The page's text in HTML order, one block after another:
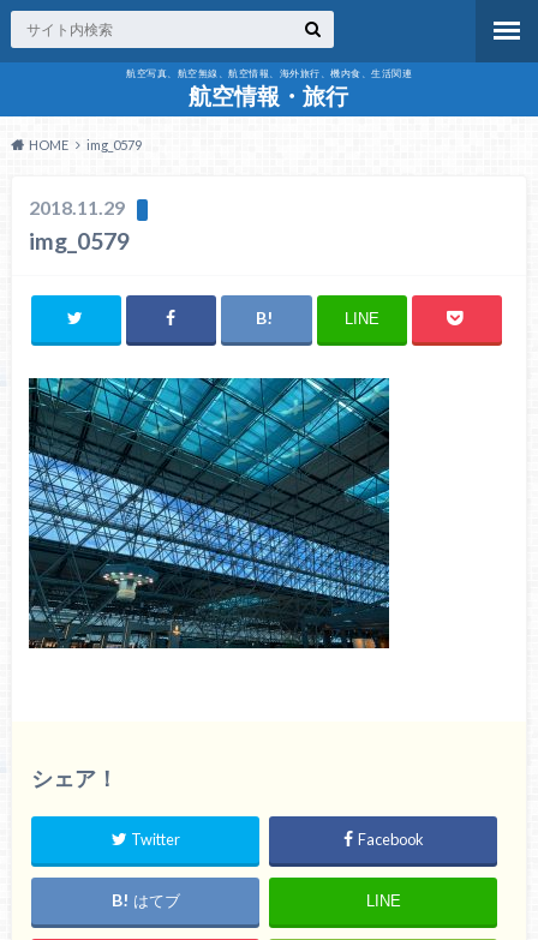
航空写真、航空無線、航空情報、海外旅行、機内食、生活関連
航空情報・旅行
HOME img_0579
2018.11.29
img_0579
LINE
シェア！
Twitter Facebook
はてブ LINE